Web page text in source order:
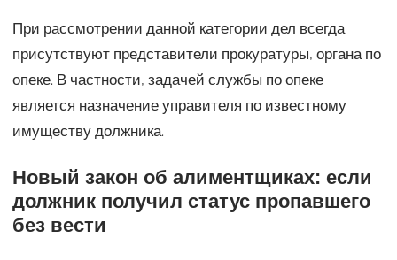
При рассмотрении данной категории дел всегда
присутствуют представители прокуратуры, органа по
опеке. В частности, задачей службы по опеке
является назначение управителя по известному
имуществу должника.
Новый закон об алиментщиках: если
должник получил статус пропавшего
без вести